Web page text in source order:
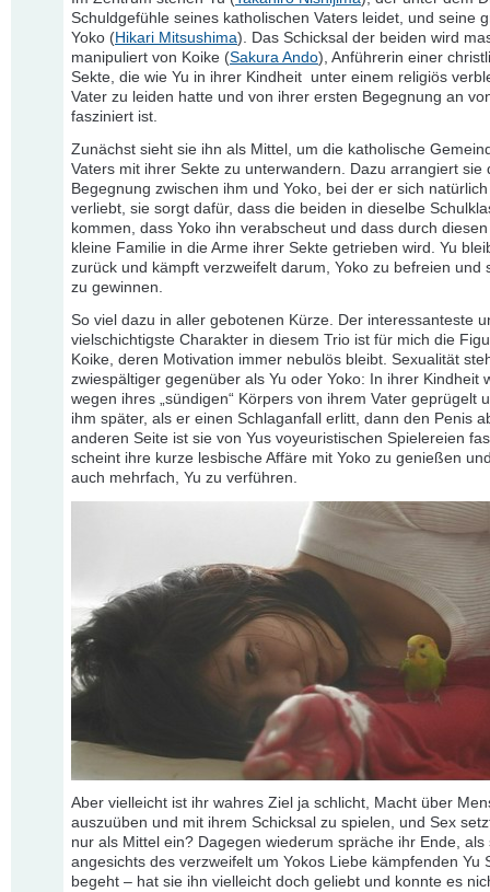
Schuldgefühle seines katholischen Vaters leidet, und seine
Yoko (Hikari Mitsushima). Das Schicksal der beiden wird
manipuliert von Koike (Sakura Ando), Anführerin einer
Sekte, die wie Yu in ihrer Kindheit unter einem religiös
Vater zu leiden hatte und von ihrer ersten Begegnung an
fasziniert ist.
Zunächst sieht sie ihn als Mittel, um die katholische
Vaters mit ihrer Sekte zu unterwandern. Dazu arrangiert sie
Begegnung zwischen ihm und Yoko, bei der er sich
verliebt, sie sorgt dafür, dass die beiden in dieselbe
kommen, dass Yoko ihn verabscheut und dass durch
kleine Familie in die Arme ihrer Sekte getrieben wird. Yu
zurück und kämpft verzweifelt darum, Yoko zu befreien und
zu gewinnen.
So viel dazu in aller gebotenen Kürze. Der interessanteste
vielschichtigste Charakter in diesem Trio ist für mich die
Koike, deren Motivation immer nebulös bleibt. Sexualität
zwiespältiger gegenüber als Yu oder Yoko: In ihrer Kindheit
wegen ihres „sündigen“ Körpers von ihrem Vater geprügelt
ihm später, als er einen Schlaganfall erlitt, dann den Penis
anderen Seite ist sie von Yus voyeuristischen Spielereien
scheint ihre kurze lesbische Affäre mit Yoko zu genießen
auch mehrfach, Yu zu verführen.
Aber vielleicht ist ihr wahres Ziel ja schlicht, Macht über
auszuüben und mit ihrem Schicksal zu spielen, und Sex
nur als Mittel ein? Dagegen wiederum spräche ihr Ende, als
angesichts des verzweifelt um Yokos Liebe kämpfenden Yu
begeht – hat sie ihn vielleicht doch geliebt und konnte es